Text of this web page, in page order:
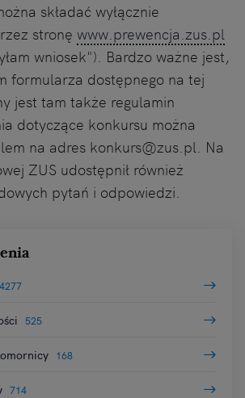
składać wyłącznie
stronę www.prewencja.zus.pl
wniosek"). Bardzo ważne jest,
formularza dostępnego na tej
jest tam także regulamin
dotyczące konkursu można
na adres konkurs@zus.pl. Na
ZUS udostępnił również
pytań i odpowiedzi.
525
168
714